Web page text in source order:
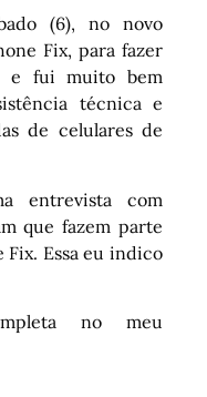
(6), no novo
Fix, para fazer
e fui muito bem
técnica e
de celulares de
entrevista com
que fazem parte
Fix. Essa eu indico
no meu